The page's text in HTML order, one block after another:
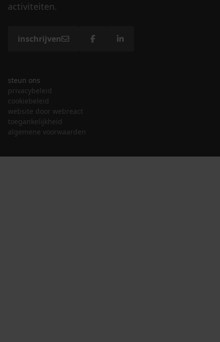
activiteiten.
inschrijven
steun ons
privacybeleid
cookiebeleid
website door webreact
toegankelijkheid
algemene voorwaarden